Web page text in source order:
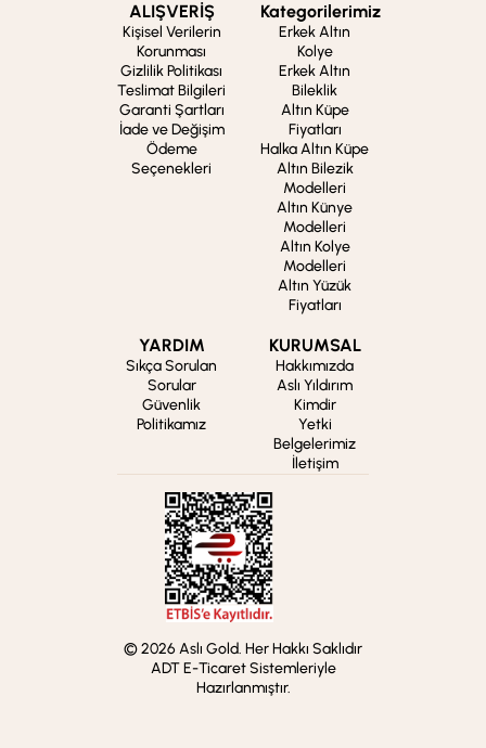
ALIŞVERİŞ
Kişisel Verilerin
Korunması
Gizlilik Politikası
Teslimat Bilgileri
Garanti Şartları
İade ve Değişim
Ödeme
Seçenekleri
Kategorilerimiz
Erkek Altın
Kolye
Erkek Altın
Bileklik
Altın Küpe
Fiyatları
Halka Altın Küpe
Altın Bilezik
Modelleri
Altın Künye
Modelleri
Altın Kolye
Modelleri
Altın Yüzük
Fiyatları
YARDIM
Sıkça Sorulan
Sorular
Güvenlik
Politikamız
KURUMSAL
Hakkımızda
Aslı Yıldırım
Kimdir
Yetki
Belgelerimiz
İletişim
© 2026 Aslı Gold. Her Hakkı Saklıdır
ADT E-Ticaret Sistemleriyle
Hazırlanmıştır.